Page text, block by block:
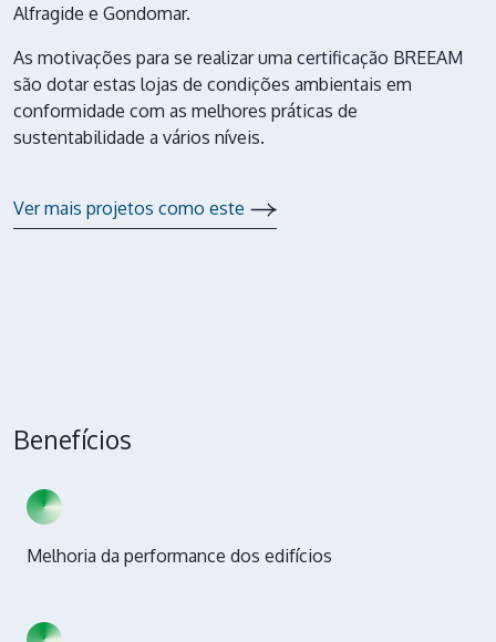
Alfragide e Gondomar.
As motivações para se realizar uma certificação BREEAM
são dotar estas lojas de condições ambientais em
conformidade com as melhores práticas de
sustentabilidade a vários níveis.
Ver mais projetos como este
Benefícios
Melhoria da performance dos edifícios